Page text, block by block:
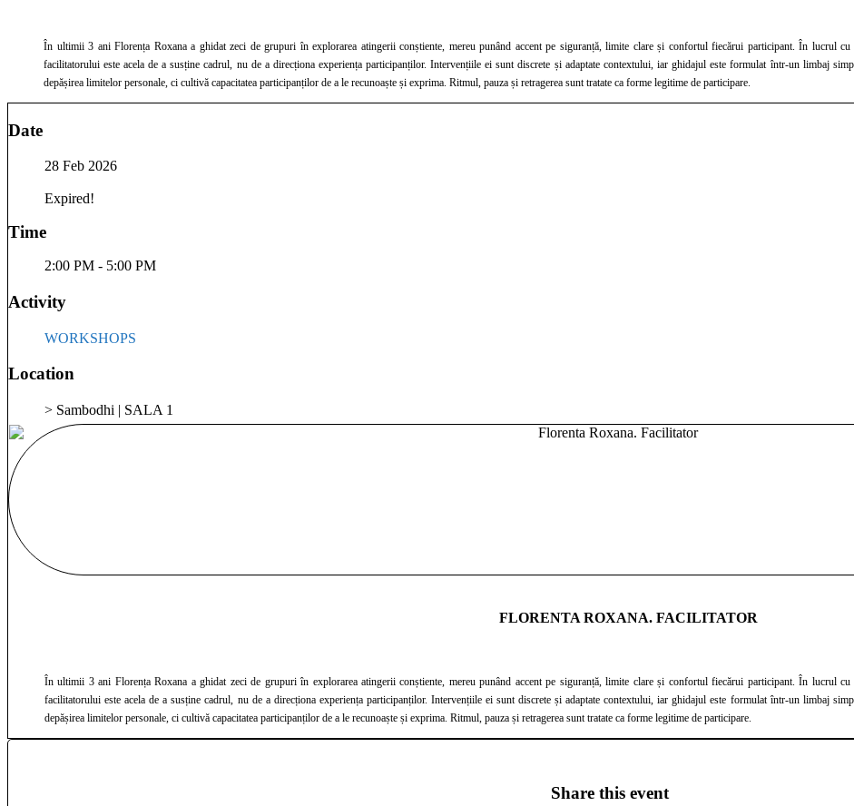
În ultimii 3 ani Florența Roxana a ghidat zeci de grupuri în explorarea atingerii conștiente, mereu punând accent pe siguranță, limite clare și confortul fiecărui participant. În lucrul cu grupuri, ea acordă o atenție constantă siguranței și limitelor, considerând că rolul
facilitatorului este acela de a susține cadrul, nu de a direcționa experiența participanților. Intervențiile ei sunt discrete și adaptate contextului, iar ghidajul este formulat într-un limbaj simplu, care lasă loc alegerii și autoreglării. Prin experiența sa, Florența nu încurajează
depășirea limitelor personale, ci cultivă capacitatea participanților de a le recunoaște și exprima. Ritmul, pauza și retragerea sunt tratate ca forme legitime de participare.
Date
28 Feb 2026
Expired!
Time
2:00 PM - 5:00 PM
Activity
WORKSHOPS
Location
> Sambodhi | SALA 1
FLORENTA ROXANA. FACILITATOR
În ultimii 3 ani Florența Roxana a ghidat zeci de grupuri în explorarea atingerii conștiente, mereu punând accent pe siguranță, limite clare și confortul fiecărui participant. În lucrul cu grupuri, ea acordă o atenție constantă siguranței și limitelor, considerând că rolul
facilitatorului este acela de a susține cadrul, nu de a direcționa experiența participanților. Intervențiile ei sunt discrete și adaptate contextului, iar ghidajul este formulat într-un limbaj simplu, care lasă loc alegerii și autoreglării. Prin experiența sa, Florența nu încurajează
depășirea limitelor personale, ci cultivă capacitatea participanților de a le recunoaște și exprima. Ritmul, pauza și retragerea sunt tratate ca forme legitime de participare.
Share this event